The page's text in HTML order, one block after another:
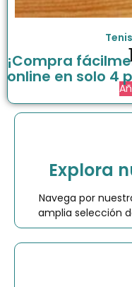
¡Compra
online en solo 4
Explora
Navega por
amplia selección